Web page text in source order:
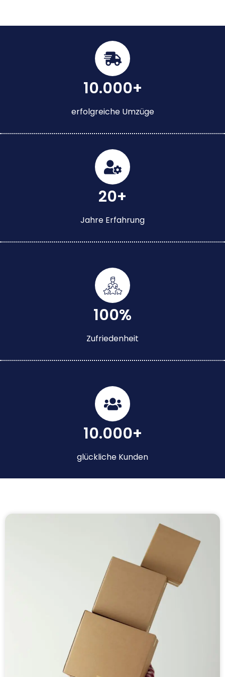
10.000+
erfolgreiche Umzüge
20+
Jahre Erfahrung
100%
Zufriedenheit
10.000+
glückliche Kunden